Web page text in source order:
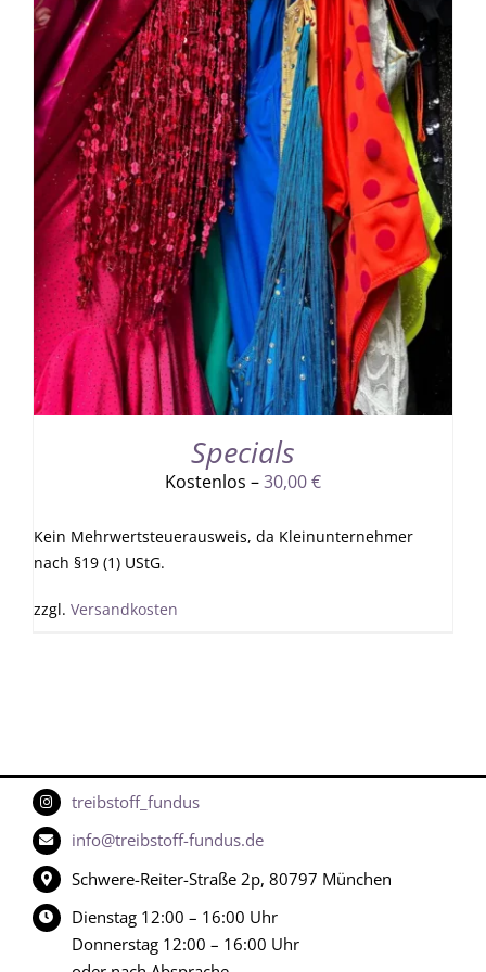
Specials
Kostenlos –30,00€
Kein Mehrwertsteuerausweis, da Kleinunternehmer
nach §19 (1) UStG.
zzgl. Versandkosten
treibstoff_fundus
info@treibstoff-fundus.de
Schwere-Reiter-Straße 2p, 80797 München
Dienstag 12:00 – 16:00 Uhr
Donnerstag 12:00 – 16:00 Uhr